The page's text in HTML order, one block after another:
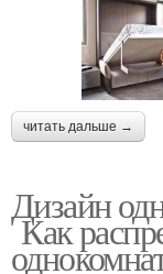
читать дальше →
Дизайн
Как